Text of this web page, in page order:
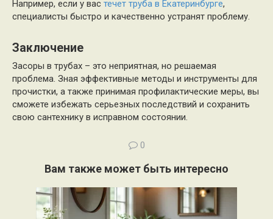
Например, если у вас течет труба в Екатеринбурге,
специалисты быстро и качественно устранят проблему.
Заключение
Засоры в трубах – это неприятная, но решаемая
проблема. Зная эффективные методы и инструменты для
прочистки, а также принимая профилактические меры, вы
сможете избежать серьезных последствий и сохранить
свою сантехнику в исправном состоянии.
0
Вам также может быть интересно